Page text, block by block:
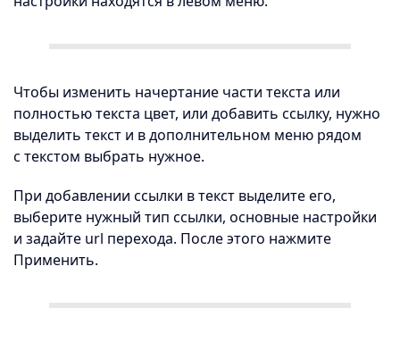
Чтобы изменить начертание части текста или
полностью текста цвет, или добавить ссылку, нужно
выделить текст и в дополнительном меню рядом
с текстом выбрать нужное.
При добавлении ссылки в текст выделите его,
выберите нужный тип ссылки, основные настройки
и задайте url перехода. После этого нажмите
Применить.